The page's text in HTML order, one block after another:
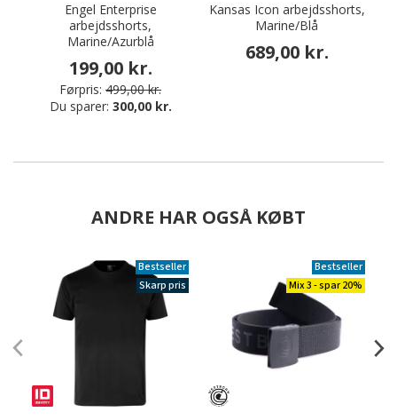
Engel Enterprise
arbejdsshorts,
Marine/Azurblå
199,00 kr.
Førpris: 499,00 kr.
Du sparer: 300,00 kr.
Kansas Icon arbejdsshorts,
Marine/Blå
689,00 kr.
ANDRE HAR OGSÅ KØBT
Bestseller
Skarp pris
Bestseller
Mix 3 - spar 20%